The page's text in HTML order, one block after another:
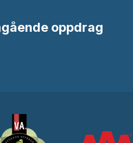
oppdrag